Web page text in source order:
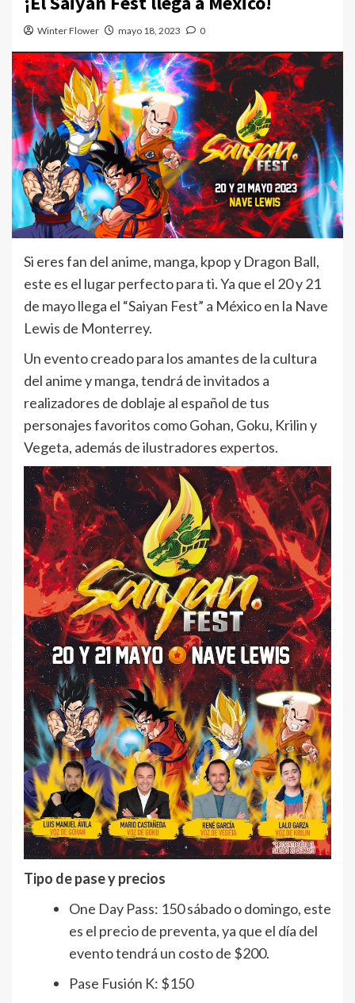
Winter Flower mayo 18, 2023 0
Si eres fan del anime, manga, kpop y Dragon Ball,
este es el lugar perfecto para ti. Ya que el 20 y 21
de mayo llega el “Saiyan Fest” a México en la Nave
Lewis de Monterrey.
Un evento creado para los amantes de la cultura
del anime y manga, tendrá de invitados a
realizadores de doblaje al español de tus
personajes favoritos como Gohan, Goku, Krilin y
Vegeta, además de ilustradores expertos.
Tipo de pase y precios
One Day Pass: 150 sábado o domingo, este
es el precio de preventa, ya que el día del
evento tendrá un costo de $200.
Pase Fusión K: $150